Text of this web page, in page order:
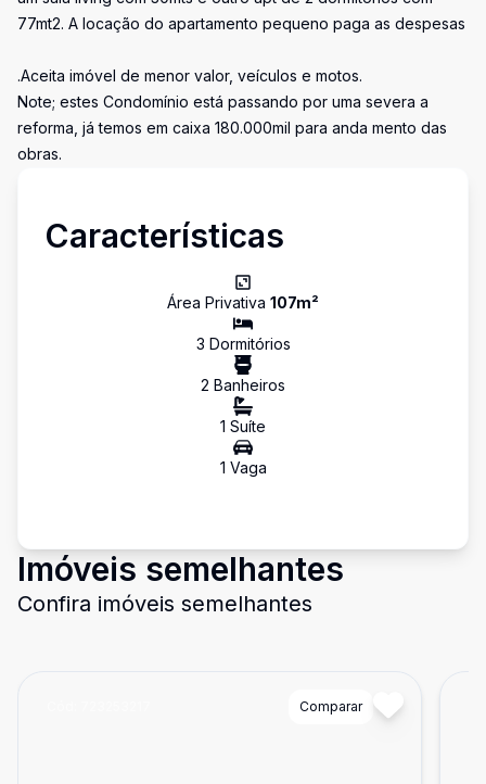
77mt2. A locação do apartamento pequeno paga as despesas
.Aceita imóvel de menor valor, veículos e motos.
Note; estes Condomínio está passando por uma severa a
reforma, já temos em caixa 180.000mil para anda mento das
obras.
Características
Área Privativa 107m²
3 Dormitórios
2 Banheiros
1 Suíte
1 Vaga
Imóveis semelhantes
Confira imóveis semelhantes
Comparar